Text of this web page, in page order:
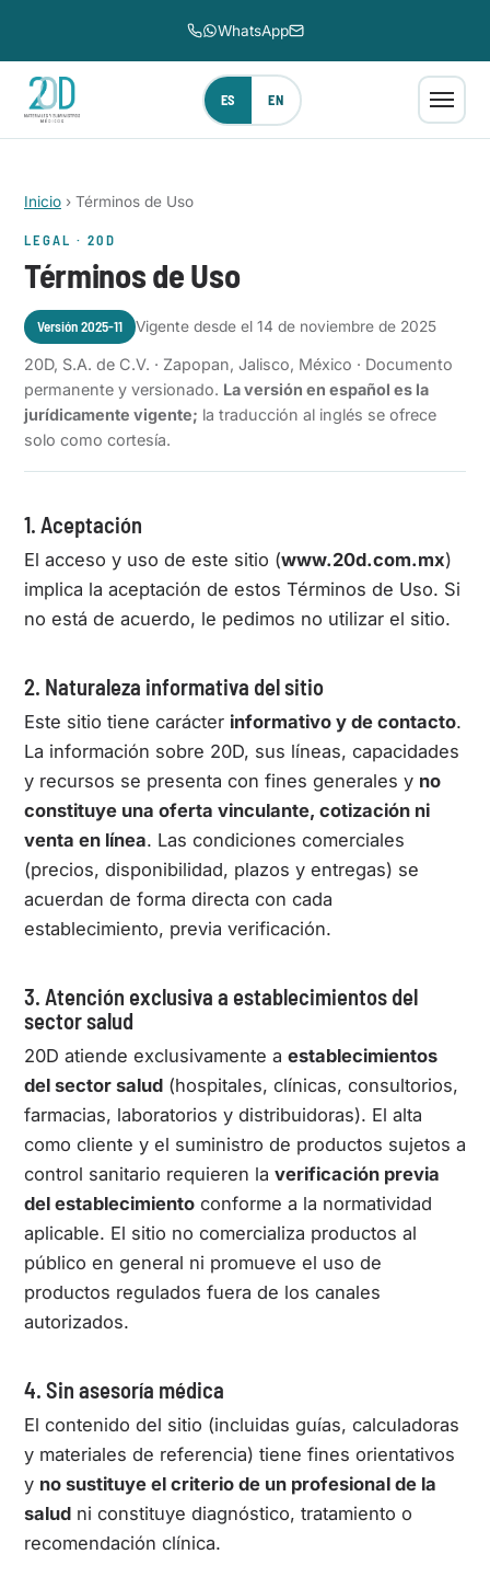
WhatsApp
ES EN
Inicio › Términos de Uso
LEGAL · 20D
Términos de Uso
Versión 2025-11 Vigente desde el 14 de noviembre de 2025
20D, S.A. de C.V. · Zapopan, Jalisco, México · Documento
permanente y versionado. La versión en español es la
jurídicamente vigente; la traducción al inglés se ofrece
solo como cortesía.
1. Aceptación
El acceso y uso de este sitio (www.20d.com.mx)
implica la aceptación de estos Términos de Uso. Si
no está de acuerdo, le pedimos no utilizar el sitio.
2. Naturaleza informativa del sitio
Este sitio tiene carácter informativo y de contacto.
La información sobre 20D, sus líneas, capacidades
y recursos se presenta con fines generales y no
constituye una oferta vinculante, cotización ni
venta en línea. Las condiciones comerciales
(precios, disponibilidad, plazos y entregas) se
acuerdan de forma directa con cada
establecimiento, previa verificación.
3. Atención exclusiva a establecimientos del
sector salud
20D atiende exclusivamente a establecimientos
del sector salud (hospitales, clínicas, consultorios,
farmacias, laboratorios y distribuidoras). El alta
como cliente y el suministro de productos sujetos a
control sanitario requieren la verificación previa
del establecimiento conforme a la normatividad
aplicable. El sitio no comercializa productos al
público en general ni promueve el uso de
productos regulados fuera de los canales
autorizados.
4. Sin asesoría médica
El contenido del sitio (incluidas guías, calculadoras
y materiales de referencia) tiene fines orientativos
y no sustituye el criterio de un profesional de la
salud ni constituye diagnóstico, tratamiento o
recomendación clínica.